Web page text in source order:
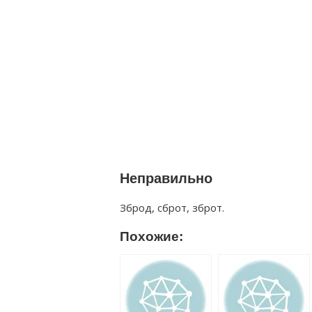
Неправильно
Зброд, сброт, зброт.
Похожие: